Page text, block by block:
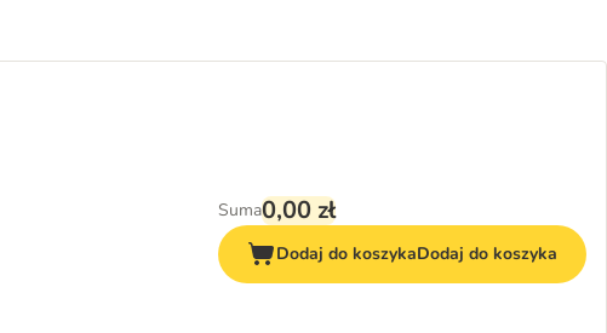
Suma0,00 zł
Dodaj do koszykaDodaj do koszyka